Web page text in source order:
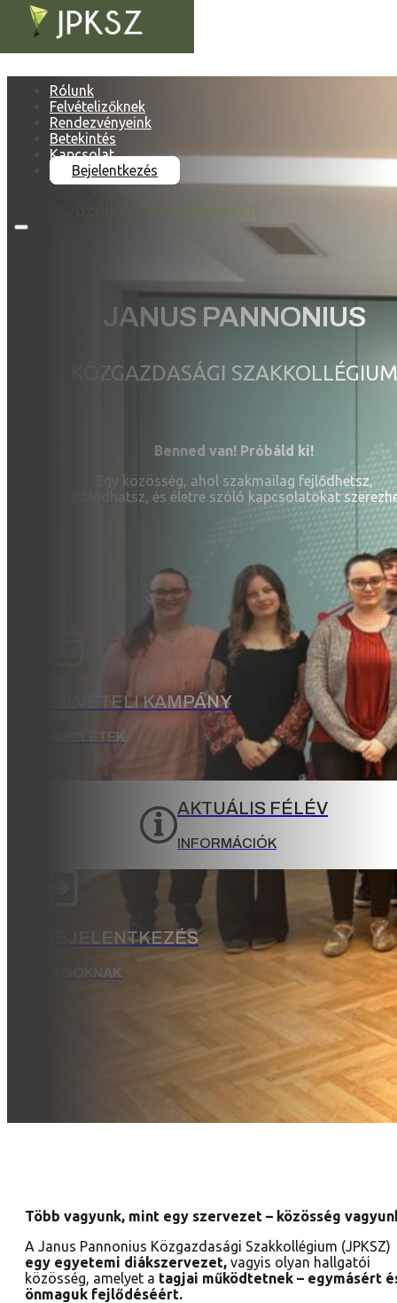
Ugrás a fő tartalomhoz
Rólunk
Felvételizőknek
Rendezvényeink
Betekintés
Kapcsolat
Bejelentkezés
Üdvözöljük weboldalunkon!
JANUS PANNONIUS
KÖZGAZDASÁGI SZAKKOLLÉGIUM
Benned van! Próbáld ki!
Egy közösség, ahol szakmailag fejlődhetsz,
inspirálódhatsz, és életre szóló kapcsolatokat
FELVÉTELI KAMPÁNY
RÉSZLETEK
AKTUÁLIS FÉLÉV
INFORMÁCIÓK
BEJELENTKEZÉS
TAGOKNAK
Több vagyunk, mint egy szervezet – közösség
A Janus Pannonius Közgazdasági Szakkollégium (JPKSZ)
egy egyetemi diákszervezet, vagyis olyan hallgatói
közösség, amelyet a tagjai működtetnek – egymásért
önmaguk fejlődéséért.